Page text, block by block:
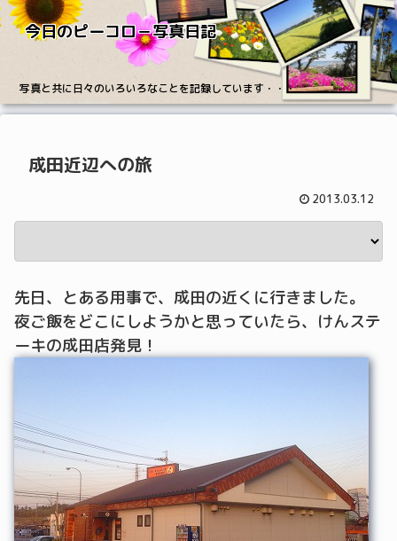
今日のピーコロ－写真日記
写真と共に日々のいろいろなことを記録しています・・・
成田近辺への旅
2013.03.12
先日、とある用事で、成田の近くに行きました。
夜ご飯をどこにしようかと思っていたら、けんステ
ーキの成田店発見！